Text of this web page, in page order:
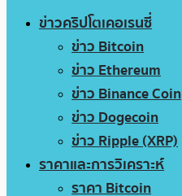
ข่าวคริปโตเคอเรนซี่
ข่าว Bitcoin
ข่าว Ethereum
ข่าว Binance Coin
ข่าว Dogecoin
ข่าว Ripple (XRP)
ราคาและการวิเคราะห์
ราคา Bitcoin